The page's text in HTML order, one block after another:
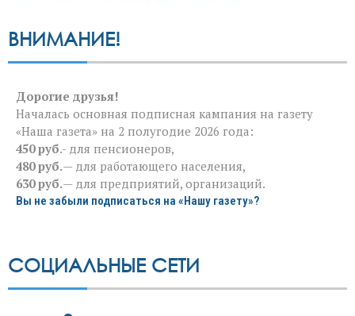
ВНИМАНИЕ!
Дорогие друзья!
Началась основная подписная кампания на газету
«Наша газета» на 2 полугодие 2026 года:
450 руб.- для пенсионеров,
480 руб.— для работающего населения,
630 руб.— для предприятий, организаций.
Вы не забыли подписаться на «Нашу газету»?
СОЦИАЛЬНЫЕ СЕТИ